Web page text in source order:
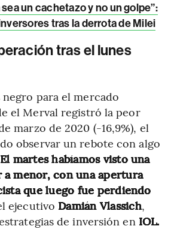
sea un cachetazo y no un golpe”:
tras la derrota de Milei
tras el lunes
para el mercado
el Merval registró la peor
marzo de 2020 (-16,9%), el
observar un rebote con algo
El martes habíamos visto una
a menor, con una apertura
que luego fue perdiendo
ejecutivo Damián Vlassich,
de inversión en IOL.